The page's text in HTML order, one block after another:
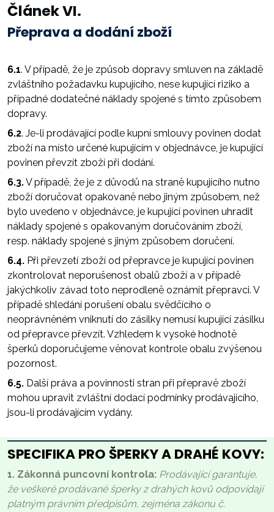
Článek VI.
Přeprava a dodání zboží
6.1. V případě, že je způsob dopravy smluven na základě
zvláštního požadavku kupujícího, nese kupující riziko a
případné dodatečné náklady spojené s tímto způsobem
dopravy.
6.2. Je-li prodávající podle kupní smlouvy povinen dodat
zboží na místo určené kupujícím v objednávce, je kupující
povinen převzít zboží při dodání.
6.3.V případě, že je z důvodů na straně kupujícího nutno
zboží doručovat opakovaně nebo jiným způsobem, než
bylo uvedeno v objednávce, je kupující povinen uhradit
náklady spojené s opakovaným doručováním zboží,
resp. náklady spojené s jiným způsobem doručení.
6.4. Při převzetí zboží od přepravce je kupující povinen
zkontrolovat neporušenost obalů zboží a v případě
jakýchkoliv závad toto neprodleně oznámit přepravci. V
případě shledání porušení obalu svědčícího o
neoprávněném vniknutí do zásilky nemusí kupující zásilku
od přepravce převzít. Vzhledem k vysoké hodnotě
šperků doporučujeme věnovat kontrole obalu zvýšenou
pozornost.
6.5. Další práva a povinnosti stran při přepravě zboží
mohou upravit zvláštní dodací podmínky prodávajícího,
jsou-li prodávajícím vydány.
SPECIFIKA PRO ŠPERKY A DRAHÉ KOVY:
1. Zákonná puncovní kontrola: Prodávající garantuje,
že veškeré prodávané šperky z drahých kovů odpovídají
platným právním předpisům, zejména zákonu č.